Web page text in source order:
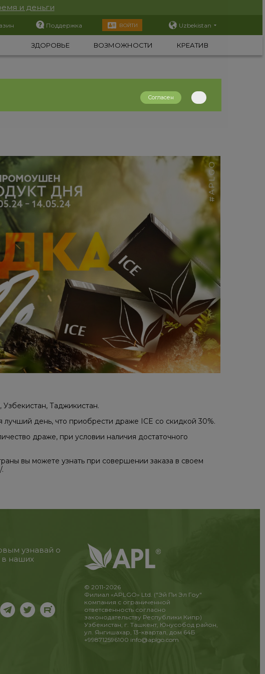
и деньги
Поддержка ВОЙТИ Uzbekistan
ЗДОРОВЬЕ ВОЗМОЖНОСТИ КРЕАТИВ
Узбекистан, Таджикистан.
день, что приобрести драже ICE со скидкой 30%.
драже, при условии наличия достаточного
вы можете узнать при совершении заказа в своем
узнавай о
в наших
© 2011-2026
Филиал «APLGO» Ltd. ("Эй Пи Эл Гоу"
компания с ограниченной
ответсвенность согласно
законодательству Республики Кипр)
Узбекистан, г. Ташкент, Юнусобод район,
ул. Янгишахар, 13-квартал, дом 64Б
+998712596100 info@aplgo.com
Согласен